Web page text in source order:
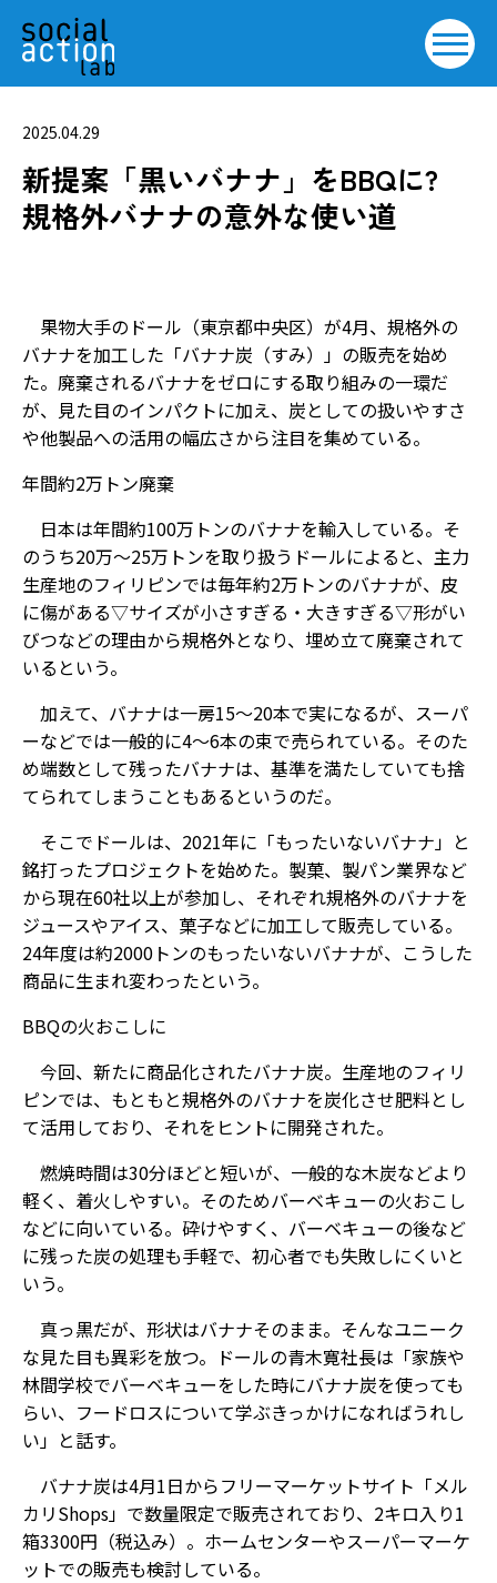
2025.04.29
新提案「黒いバナナ」をBBQに?
規格外バナナの意外な使い道
果物大手のドール（東京都中央区）が4月、規格外の
バナナを加工した「バナナ炭（すみ）」の販売を始め
た。廃棄されるバナナをゼロにする取り組みの一環だ
が、見た目のインパクトに加え、炭としての扱いやすさ
や他製品への活用の幅広さから注目を集めている。
年間約2万トン廃棄
日本は年間約100万トンのバナナを輸入している。そ
のうち20万～25万トンを取り扱うドールによると、主力
生産地のフィリピンでは毎年約2万トンのバナナが、皮
に傷がある▽サイズが小さすぎる・大きすぎる▽形がい
びつ――などの理由から規格外となり、埋め立て廃棄されて
いるという。
加えて、バナナは一房15～20本で実になるが、スーパ
ーなどでは一般的に4～6本の束で売られている。そのた
め端数として残ったバナナは、基準を満たしていても捨
てられてしまうこともあるというのだ。
そこでドールは、2021年に「もったいないバナナ」と
銘打ったプロジェクトを始めた。製菓、製パン業界など
から現在60社以上が参加し、それぞれ規格外のバナナを
ジュースやアイス、菓子などに加工して販売している。
24年度は約2000トンのもったいないバナナが、こうした
商品に生まれ変わったという。
BBQの火おこしに
今回、新たに商品化されたバナナ炭。生産地のフィリ
ピンでは、もともと規格外のバナナを炭化させ肥料とし
て活用しており、それをヒントに開発された。
燃焼時間は30分ほどと短いが、一般的な木炭などより
軽く、着火しやすい。そのためバーベキューの火おこし
などに向いている。砕けやすく、バーベキューの後など
に残った炭の処理も手軽で、初心者でも失敗しにくいと
いう。
真っ黒だが、形状はバナナそのまま。そんなユニーク
な見た目も異彩を放つ。ドールの青木寛社長は「家族や
林間学校でバーベキューをした時にバナナ炭を使っても
らい、フードロスについて学ぶきっかけになればうれし
い」と話す。
バナナ炭は4月1日からフリーマーケットサイト「メル
カリShops」で数量限定で販売されており、2キロ入り1
箱3300円（税込み）。ホームセンターやスーパーマーケ
ットでの販売も検討している。